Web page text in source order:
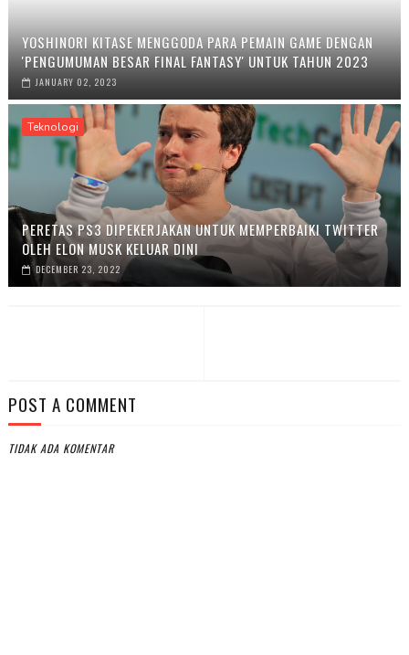
YOSHINORI KITASE MENGGODA PARA PEMAIN GAME DENGAN
'PENGUMUMAN BESAR FINAL FANTASY' UNTUK TAHUN 2023
JANUARY 02, 2023
Teknologi
PERETAS PS3 DIPEKERJAKAN UNTUK MEMPERBAIKI TWITTER
OLEH ELON MUSK KELUAR DINI
DECEMBER 23, 2022
POST A COMMENT
TIDAK ADA KOMENTAR